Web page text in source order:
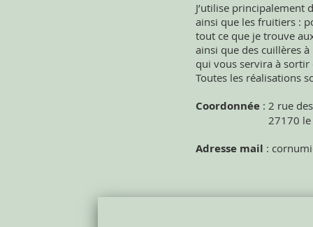
J’utilise principalement
ainsi que les fruitiers :
tout ce que je trouve
ainsi que des cuillères
qui vous servira à
Toutes les réalisations
Coordonnée : 2 rue
27170 le
Adresse mail :